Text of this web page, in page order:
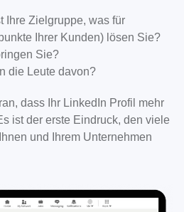
Ihre Zielgruppe, was für
Ihrer Kunden) lösen Sie?
Sie?
die Leute davon?
dass Ihr LinkedIn Profil mehr
ist der erste Eindruck, den viele
und Ihrem Unternehmen